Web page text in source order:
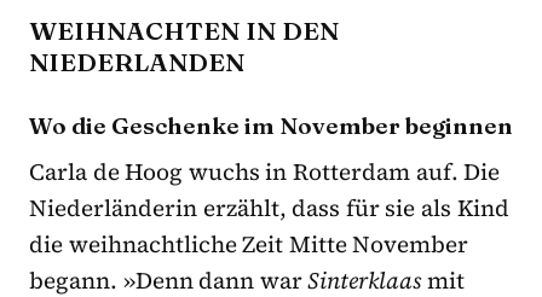
WEIHNACHTEN IN DEN
NIEDERLANDEN
Wo die Geschenke im November beginnen
Carla de Hoog wuchs in Rotterdam auf. Die
Niederländerin erzählt, dass für sie als Kind
die weihnachtliche Zeit Mitte November
begann. »Denn dann warSinterklaasmit